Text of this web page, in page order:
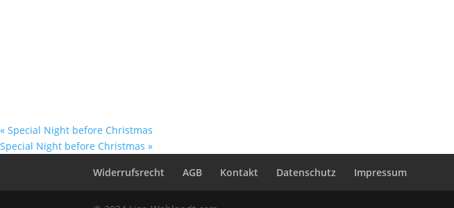
« Special Night before Christmas
Special Night before Christmas »
Widerrufsrecht
AGB Kontakt Datenschutz Impressum